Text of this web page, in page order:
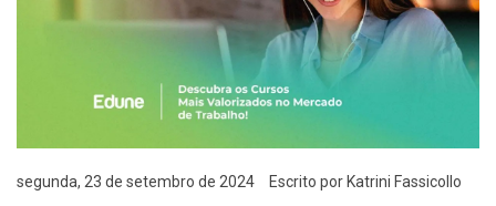
segunda, 23 de setembro de 2024 Escrito por Katrini Fassicollo